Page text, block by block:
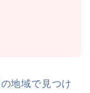
地域で見つけ